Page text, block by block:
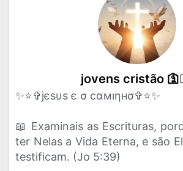
jovens cristão
✨⭐✞jєsυs є σ cαмıηнσ✞⭐✨
📖 Examinais as Escrituras,
ter Nelas a Vida Eterna, e são
testificam. (Jo 5:39)